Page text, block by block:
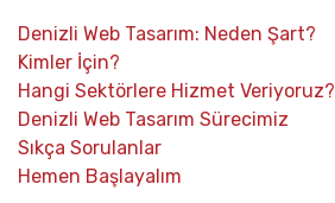
Denizli Web Tasarım: Neden Şart?
Kimler İçin?
Hangi Sektörlere Hizmet Veriyoruz?
Denizli Web Tasarım Sürecimiz
Sıkça Sorulanlar
Hemen Başlayalım